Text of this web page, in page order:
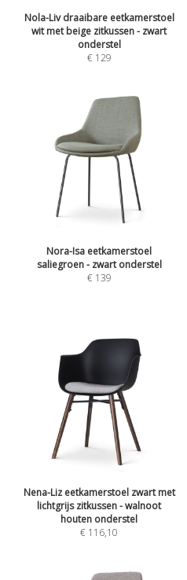
Nola-Liv draaibare eetkamerstoel
wit met beige zitkussen - zwart
onderstel
€ 129
Nora-Isa eetkamerstoel
saliegroen - zwart onderstel
€ 139
Nena-Liz eetkamerstoel zwart met
lichtgrijs zitkussen - walnoot
houten onderstel
€ 116,10